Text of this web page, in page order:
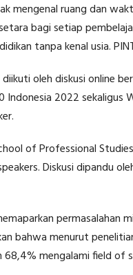
mengenal ruang dan
bagi setiap
tanpa kenal usia.
oleh diskusi online
2022 sekaligus
of Professional
Diskusi dipandu
permasalahan
bahwa menurut
68,4% mengalami field of